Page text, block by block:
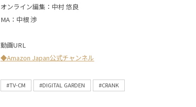
オンライン編集：中村 悠良
MA：中根 渉
動画URL
◆Amazon Japan公式チャンネル
#TV-CM #DIGITAL GARDEN #CRANK